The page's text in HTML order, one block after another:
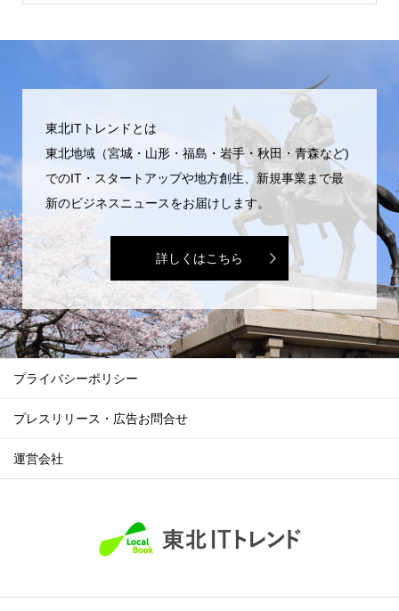
東北ITトレンドとは
東北地域（宮城・山形・福島・岩手・秋田・青森など)
でのIT・スタートアップや地方創生、新規事業まで最
新のビジネスニュースをお届けします。
詳しくはこちら
プライバシーポリシー
プレスリリース・広告お問合せ
運営会社